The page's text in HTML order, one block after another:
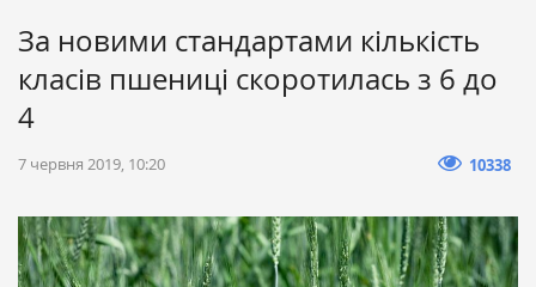
За новими стандартами кількість
класів пшениці скоротилась з 6 до
4
7 червня 2019, 10:20 10338